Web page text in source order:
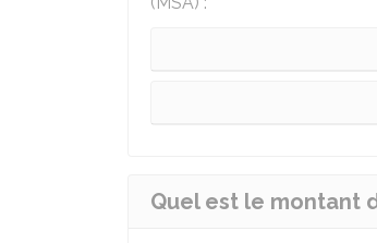
Quel est le montant